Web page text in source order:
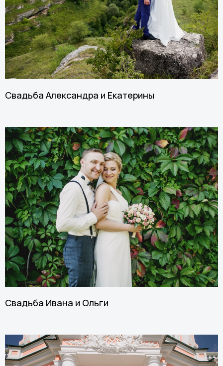
Свадьба Александра и Екатерины
Свадьба Ивана и Ольги